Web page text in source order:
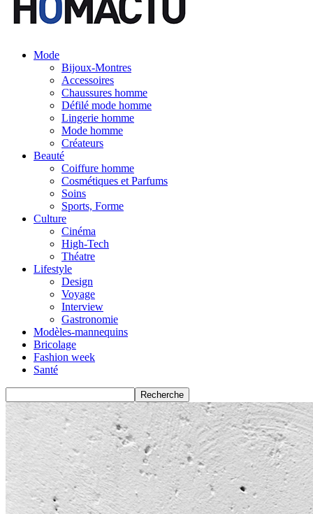
Mode
Bijoux-Montres
Accessoires
Chaussures homme
Défilé mode homme
Lingerie homme
Mode homme
Créateurs
Beauté
Coiffure homme
Cosmétiques et Parfums
Soins
Sports, Forme
Culture
Cinéma
High-Tech
Théatre
Lifestyle
Design
Voyage
Interview
Gastronomie
Modèles-mannequins
Bricolage
Fashion week
Santé